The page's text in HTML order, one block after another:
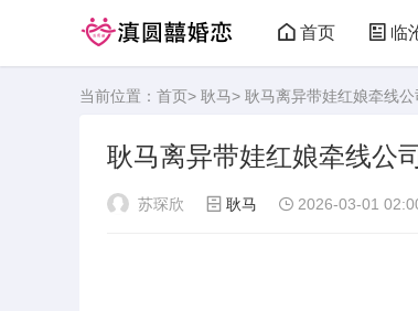
首页 临
当前位置： 首页> 耿马> 耿马离异带娃红娘牵线
耿马离异带娃红娘牵线公
苏琛欣 耿马 2026-03-01